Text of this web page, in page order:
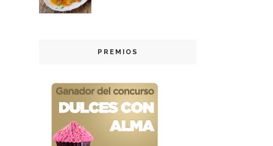
PREMIOS